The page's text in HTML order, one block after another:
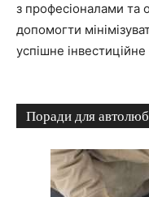
з професіоналами
допомогти
успішне
Поради для